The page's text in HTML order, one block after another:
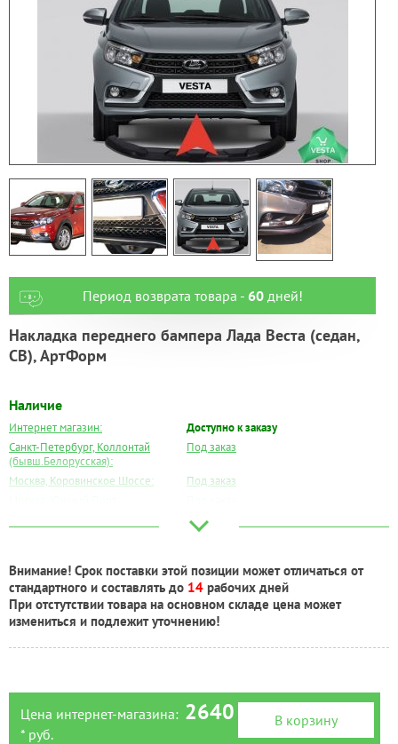
Период возврата товара - 60дней!
Накладка переднего бампера Лада Веста (седан,
СВ), АртФорм
Наличие
Интернет магазин:
Доступно к заказу
Санкт-Петербург, Коллонтай
(бывш.Белорусская):
Под заказ
Москва, Коровинское Шоссе:
Под заказ
Под заказ
Самара:
Под заказ
Тверь:
Под заказ
Тюмень:
Под заказ
Внимание! Срок поставки этой позиции может отличаться от
стандартного и составлять до 14 рабочих дней
При отстутствии товара на основном складе цена может
измениться и подлежит уточнению!
Цена интернет-магазина: 2640
* руб.
В корзину